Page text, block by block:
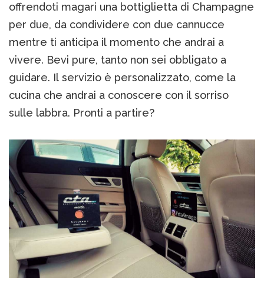
offrendoti magari una bottiglietta di Champagne
per due, da condividere con due cannucce
mentre ti anticipa il momento che andrai a
vivere. Bevi pure, tanto non sei obbligato a
guidare. Il servizio è personalizzato, come la
cucina che andrai a conoscere con il sorriso
sulle labbra. Pronti a partire?